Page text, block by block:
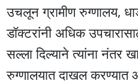
उचलून ग्रामीण रुग्णालय,
डॉक्टरांनी अधिक
सल्ला दिल्याने त्यांना नंतर
रुग्णालयात दाखल